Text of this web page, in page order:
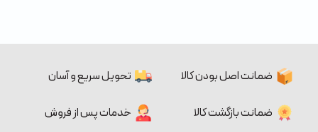
ضمانت اصل بودن کالا تحویل سریع و آسان
ضمانت بازگشت کالا خدمات پس از فروش